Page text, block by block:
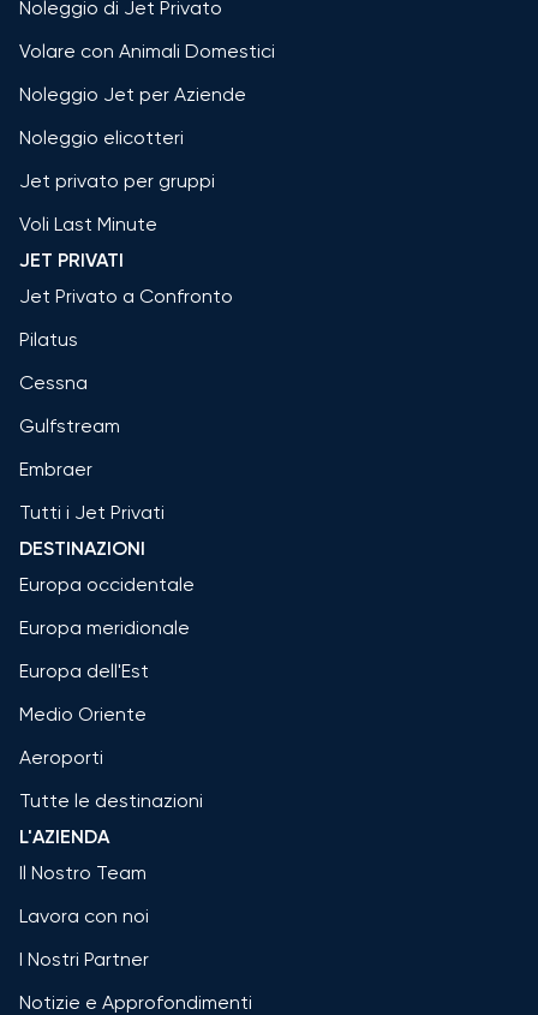
Noleggio di Jet Privato
Volare con Animali Domestici
Noleggio Jet per Aziende
Noleggio elicotteri
Jet privato per gruppi
Voli Last Minute
JET PRIVATI
Jet Privato a Confronto
Pilatus
Cessna
Gulfstream
Embraer
Tutti i Jet Privati
DESTINAZIONI
Europa occidentale
Europa meridionale
Europa dell'Est
Medio Oriente
Aeroporti
Tutte le destinazioni
L'AZIENDA
Il Nostro Team
Lavora con noi
I Nostri Partner
Notizie e Approfondimenti